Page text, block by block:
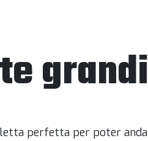
perfetta per poter